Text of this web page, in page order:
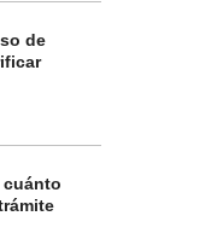
de
cuánto